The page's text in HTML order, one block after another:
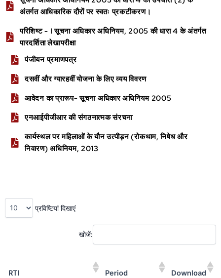
अंतर्गत आधिकारिक दौरों पर स्वतः प्रकटीकरण।
परिशिष्ट - I सूचना अधिकार अधिनियम, 2005 की धारा 4 के अंतर्गत
पारदर्शिता लेखापरीक्षा
पंजीयन प्रमाणपत्र
दसवीं और ग्यारहवीं योजना के लिए व्यय विवरण
आवेदन का प्रारूप- सूचना अधिकार अधिनियम 2005
एनआईपीजीआर की संगठनात्मक संरचना
कार्यस्थल पर महिलाओं के यौन उत्पीड़न (रोकथाम, निषेध और
निवारण) अधिनियम, 2013
प्रविष्टियां दिखाएं
खोजें:
RTI Period Download